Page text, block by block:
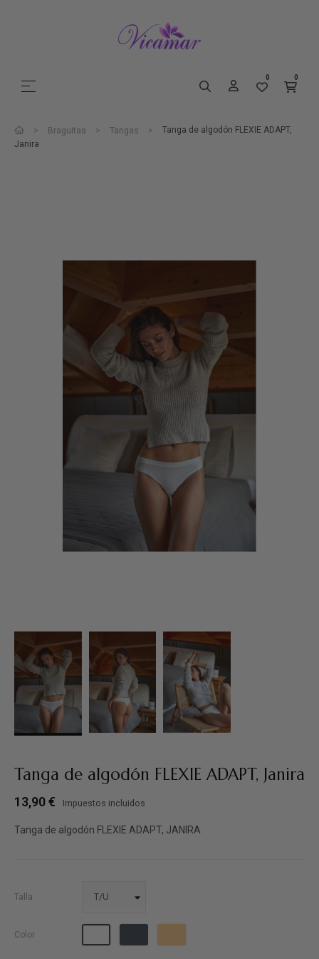
Navegación de palanca
☰ 0 0
Braguitas Tangas
Tanga de algodón FLEXIE ADAPT,
Janira
Tanga de algodón FLEXIE ADAPT, Janira
13,90 € Impuestos incluidos
Tanga de algodón FLEXIE ADAPT, JANIRA
Talla
Color